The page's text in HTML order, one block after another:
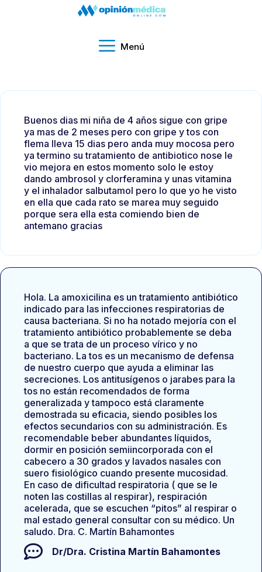
Menú
Buenos dias mi niña de 4 años sigue con gripe
ya mas de 2 meses pero con gripe y tos con
flema lleva 15 dias pero anda muy mocosa pero
ya termino su tratamiento de antibiotico nose le
vio mejora en estos momento solo le estoy
dando ambrosol y clorferamina y unas vitamina
y el inhalador salbutamol pero lo que yo he visto
en ella que cada rato se marea muy seguido
porque sera ella esta comiendo bien de
antemano gracias
Hola. La amoxicilina es un tratamiento antibiótico
indicado para las infecciones respiratorias de
causa bacteriana. Si no ha notado mejoría con el
tratamiento antibiótico probablemente se deba
a que se trata de un proceso vírico y no
bacteriano. La tos es un mecanismo de defensa
de nuestro cuerpo que ayuda a eliminar las
secreciones. Los antitusígenos o jarabes para la
tos no están recomendados de forma
generalizada y tampoco está claramente
demostrada su eficacia, siendo posibles los
efectos secundarios con su administración. Es
recomendable beber abundantes líquidos,
dormir en posición semiincorporada con el
cabecero a 30 grados y lavados nasales con
suero fisiológico cuando presente mucosidad.
En caso de dificultad respiratoria ( que se le
noten las costillas al respirar), respiración
acelerada, que se escuchen “pitos” al respirar o
mal estado general consultar con su médico. Un
saludo. Dra. C. Martín Bahamontes
Dr/Dra. Cristina Martín Bahamontes